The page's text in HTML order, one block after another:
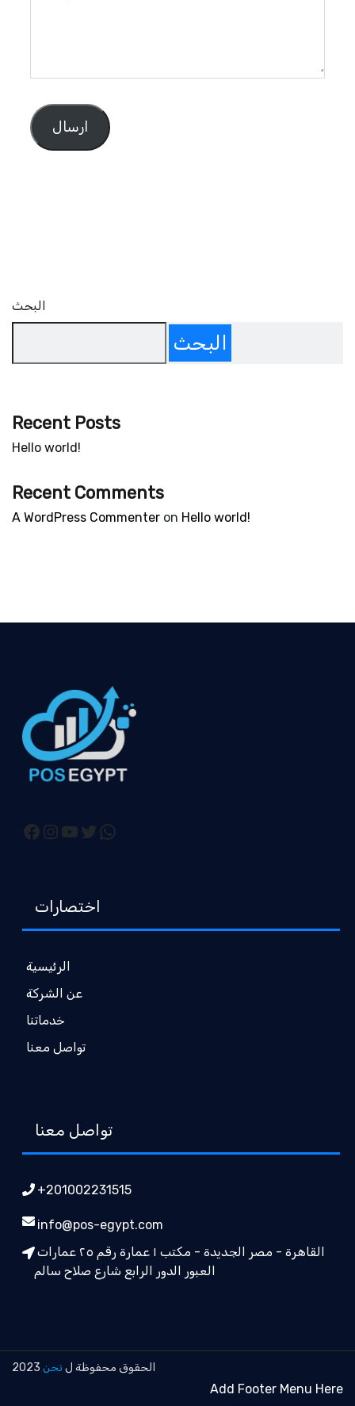
ارسال
البحث
البحث
Recent Posts
Hello world!
Recent Comments
A WordPress Commenter on Hello world!
اختصارات
الرئيسية
عن الشركة
خدماتنا
تواصل معنا
تواصل معنا
+201002231515
info@pos-egypt.com
القاهرة - مصر الجديدة - مكتب ١ عمارة رقم ٢٥ عمارات
الحقوق محفوظة ل نحن
Add Footer Menu Here